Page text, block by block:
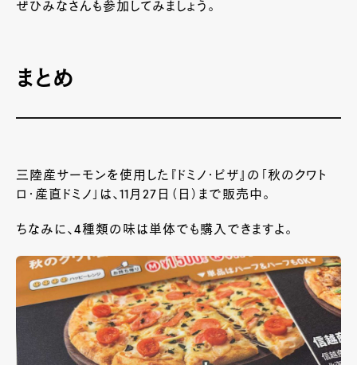
ぜひみなさんも参加してみましょう。
まとめ
三陸産サーモンを使用した『ドミノ・ピザ』の「秋のクワト
ロ・産直ドミノ」は、11月27日（日）まで販売中。
ちなみに、4種類の味は単体でも購入できますよ。